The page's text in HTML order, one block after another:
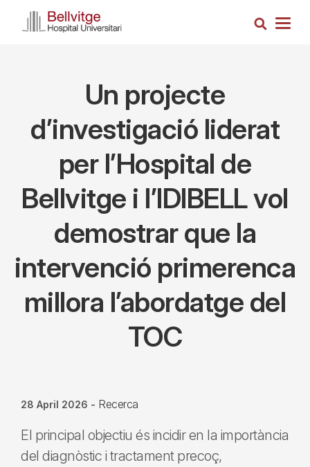
Search
Un projecte
d’investigació liderat
per l’Hospital de
Bellvitge i l’IDIBELL vol
demostrar que la
intervenció primerenca
millora l’abordatge del
TOC
28 April 2026 - Recerca
El principal objectiu és incidir en la importància
del diagnòstic i tractament precoç,